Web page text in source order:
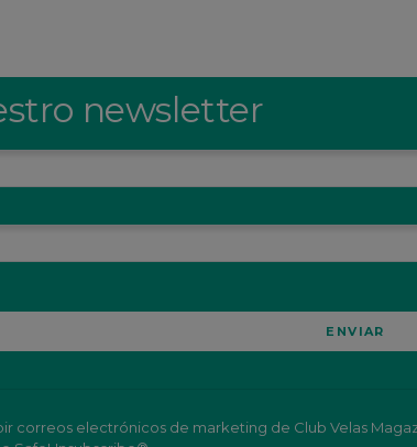
newsletter
correos electrónicos de marketing de Club Velas